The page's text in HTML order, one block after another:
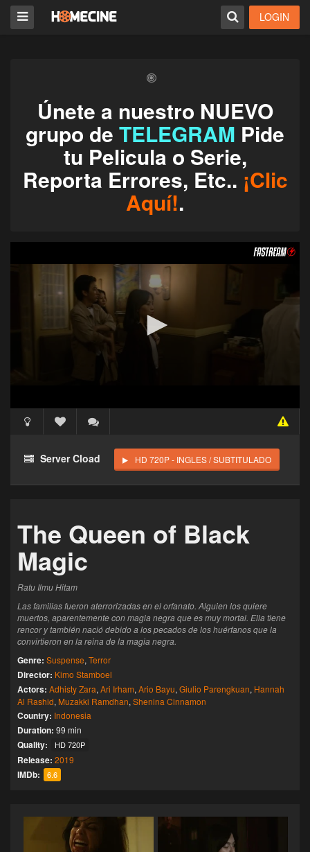
LOGIN
Únete a nuestro NUEVO
grupo de TELEGRAM Pide
tu Pelicula o Serie,
Reporta Errores, Etc.. ¡Clic
Aquí!.
Haz clic 3 veces en el botón para desbloquear este
reproductor
Clics: 0/3
Server Cload HD 720P - INGLES / SUBTITULADO
The Queen of Black
Magic
Ratu Ilmu Hitam
Las familias fueron aterrorizadas en el orfanato. Alguien los quiere
muertos, aparentemente con magia negra que es muy mortal. Ella tiene
rencor y también nació debido a los pecados de los huérfanos que la
convirtieron en la reina de la magia negra.
Genre: Suspense, Terror
Director: Kimo Stamboel
Actors: Adhisty Zara, Ari Irham, Ario Bayu, Giulio Parengkuan, Hannah
Al Rashid, Muzakki Ramdhan, Shenina Cinnamon
Country: Indonesia
Duration: 99 min
Quality: HD 720P
Release: 2019
IMDb: 6.6